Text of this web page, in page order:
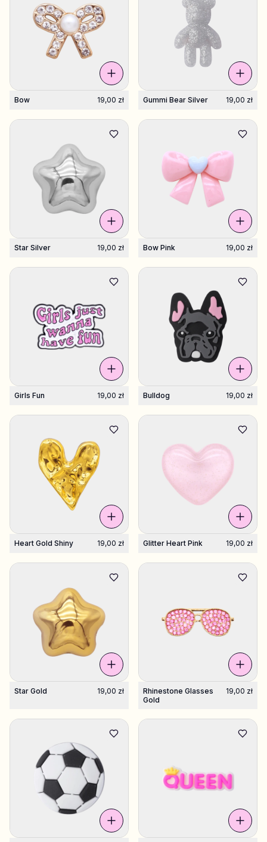
Bow 19,00 zł Gummi Bear Silver 19,00 zł
Star Silver 19,00 zł Bow Pink 19,00 zł
Girls Fun 19,00 zł Bulldog 19,00 zł
Heart Gold Shiny 19,00 zł Glitter Heart Pink 19,00 zł
Star Gold 19,00 zł
Rhinestone Glasses
Gold
19,00 zł